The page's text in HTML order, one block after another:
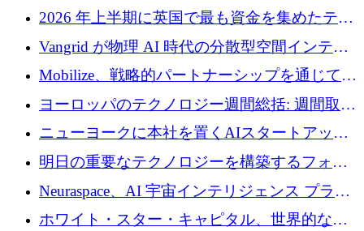
い評価を得ています！Providend社の設立25周
年を記念して、受講生の皆様に配当金が支給
されました！
2026 年上半期に英国で最も資金を集めたテク
ノロジー企業
Vangrid が物理 AI 時代の分散型空間インテリ
ジェンス ネットワークを構築するために 900
万ドルのシードを調達
Mobilize、戦略的パートナーシップを通じて通
信ソフトウェア会社を拡大するための投資部
ヨーロッパのテクノロジー週間総括: 週間取引
額 8 億 7,800 万ユーロと 2026 年上半期の主要
ニューヨークに本社を置くAIスタートアップ
Modal Labsがロンドンオフィスを開設
明日の重要なテクノロジーを構築するフォト
ニクスのスケールアップに対応する
Neuraspace、AI 宇宙インテリジェンス プラッ
トフォームの拡大に 1,560 万ユーロを投資
ホワイト・スター・キャピタル、世界的なス